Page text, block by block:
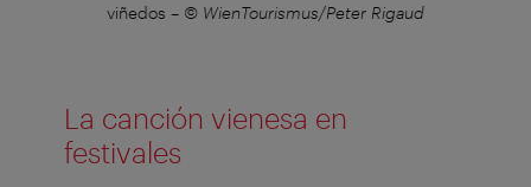
viñedos – © WienTourismus/Peter Rigaud
La canción vienesa en
festivales